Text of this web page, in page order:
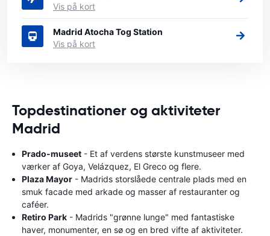
Vis på kort
Madrid Atocha Tog Station
Vis på kort
Topdestinationer og aktiviteter
Madrid
Prado-museet - Et af verdens største kunstmuseer med
værker af Goya, Velázquez, El Greco og flere.
Plaza Mayor - Madrids storslåede centrale plads med en
smuk facade med arkade og masser af restauranter og
caféer.
Retiro Park - Madrids "grønne lunge" med fantastiske
haver, monumenter, en sø og en bred vifte af aktiviteter.